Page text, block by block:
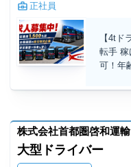
正社員
【4tド
転手 稼
可！年
株式会社首都圏啓和運
大型ドライバー